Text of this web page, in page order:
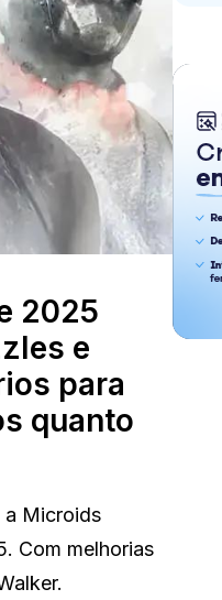
2025
e
para
quanto
a Microids
Com melhorias